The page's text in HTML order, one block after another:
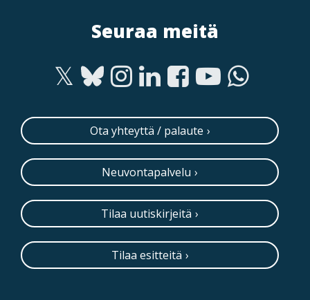
Seuraa meitä
Ota yhteyttä / palaute
Neuvontapalvelu
Tilaa uutiskirjeitä
Tilaa esitteitä